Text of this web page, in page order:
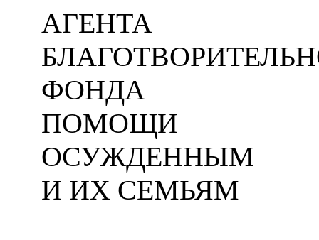
АГЕНТА
ФОНДА
ПОМОЩИ
ОСУЖДЕННЫМ
И ИХ СЕМЬЯМ